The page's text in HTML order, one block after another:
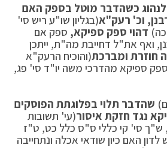
לנהוג כשהדבר מוטל בספק האם
וכ' רעק"א(בגליון שו"ע ריש סי'
דהוי ספק ספיקא, ספק אם
ואף את"ל דחייבת מה"ת, ייתכן
חוזרת ומברכת(והוכיח הרעק"א
ספיקא מהדרכי משה יו"ד סי' פג,
שהדבר תלוי בפלוגתת הפוסקים
נגד חזקת איסור(עי' תשובות
סי' קי כללי ס"ס כלל כט, ט"ז
האם כיון שודאי אכלה ונתחייבה